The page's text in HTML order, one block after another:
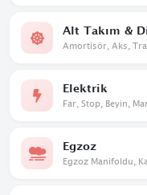
Alt Takım &
Elektrik
Far, Stop, Beyin,
Egzoz